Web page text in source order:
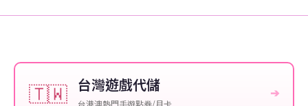
🇹🇼 台灣遊戲代儲
台港澳熱門手遊點券/月卡
➔